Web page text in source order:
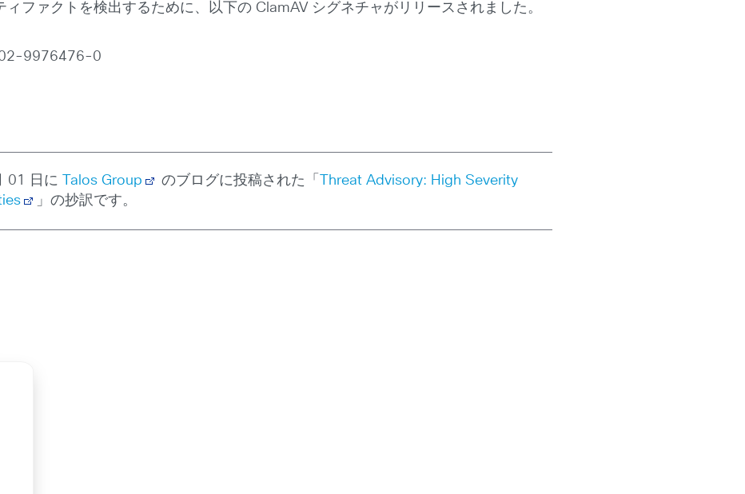
ファクトを検出するために、以下の ClamAV シグネチャがリリースされました。
9976476-0
01 日に Talos Group のブログに投稿された「
Threat Advisory: High Severity
」の抄訳です。